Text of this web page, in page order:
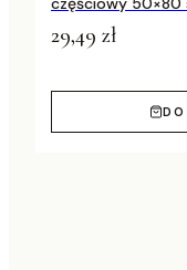
29,49 zł